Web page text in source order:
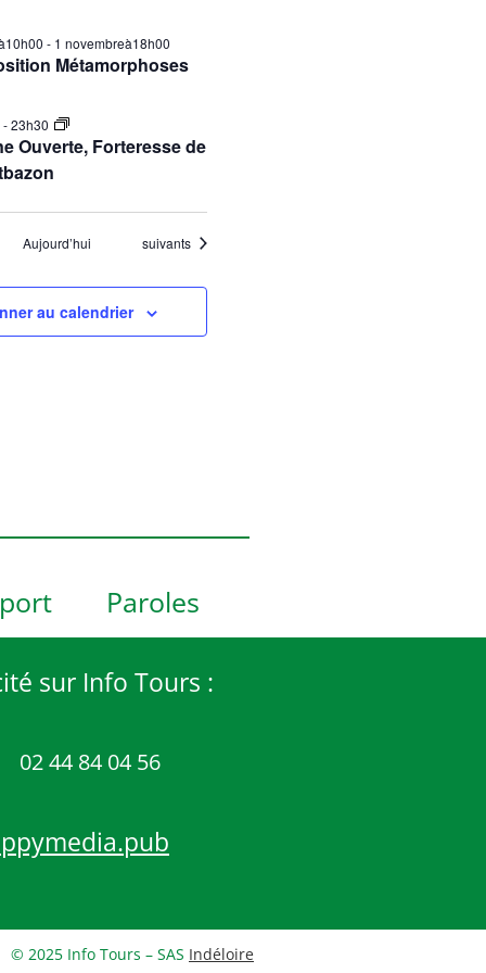
Métamorphoses
- 1 novembreà18h00
Ouverte, Forteresse de
-23h30
Aujourd’hui Évènements
suivants
au calendrier
Paroles
sur Info Tours :
02 44 84 04 56
© 2025 Info Tours – SAS Indéloire